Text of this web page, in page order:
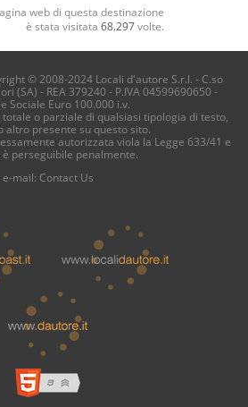
web di questa destinazione
è stata visitata 68.297volte.
© 2008-2024 Locali d'autore S.r.l. - C.so
(SA) - REA 379240 - P.IVA 04599690650 -
Sociale Euro 100.000 i.v.
o parziale di qualsiasi tipologia di testo,
altro presente su questo sito.
autorizzata viola la Legge 633/41 e
perseguibile penalmente.
e-mail: Contact Us